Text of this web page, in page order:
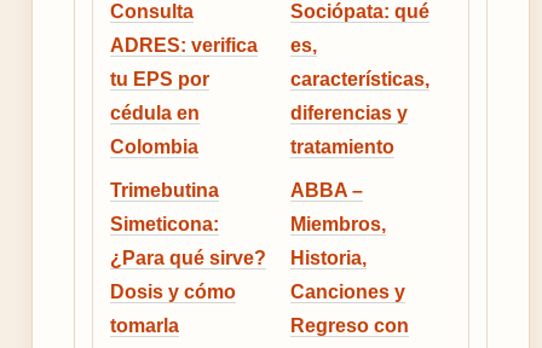
Consulta
ADRES: verifica
tu EPS por
cédula en
Colombia
Sociópata: qué
es,
características,
diferencias y
tratamiento
Trimebutina
Simeticona:
¿Para qué sirve?
Dosis y cómo
tomarla
ABBA –
Miembros,
Historia,
Canciones y
Regreso con